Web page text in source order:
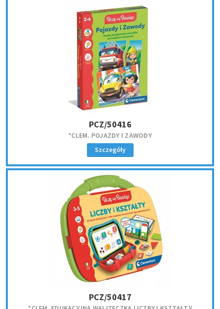
PCZ/50416
*CLEM. POJAZDY I ZAWODY
Szczegóły
PCZ/50417